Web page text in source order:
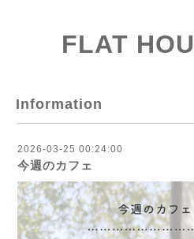
FLAT
Information
2026-03-25 00:24:00
今週のカフェ